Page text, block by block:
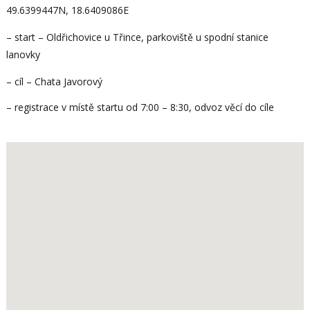
49.6399447N, 18.6409086E
– start – Oldřichovice u Třince, parkoviště u spodní stanice
lanovky
– cíl – Chata Javorový
– registrace v místě startu od 7:00 – 8:30, odvoz věcí do cíle